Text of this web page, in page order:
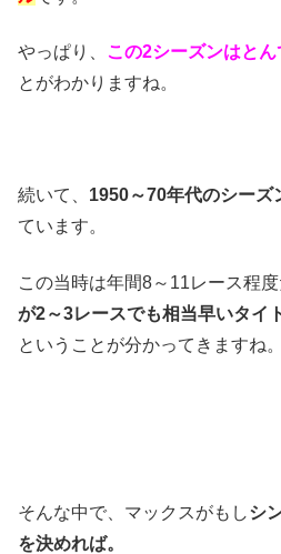
やっぱり、 この2シーズンはとん
とがわかりますね。
続いて、 1950～70年代のシーズ
ています。
この当時は年間8～11レース程度
が2～3レースでも相当早いタイ
ということが分かってきますね。
そんな中で、マックスがもしシ
を決めれば。